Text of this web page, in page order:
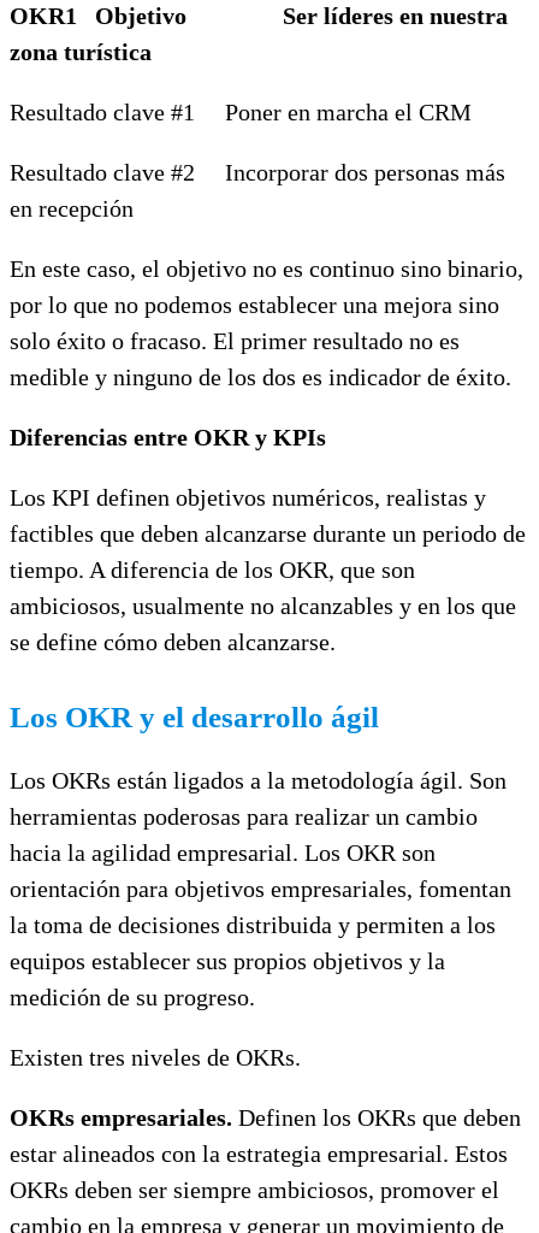
OKR1 Objetivo Ser líderes en nuestra
zona turística
Resultado clave #1 Poner en marcha el CRM
Resultado clave #2 Incorporar dos personas más
en recepción
En este caso, el objetivo no es continuo sino binario,
por lo que no podemos establecer una mejora sino
solo éxito o fracaso. El primer resultado no es
medible y ninguno de los dos es indicador de éxito.
Diferencias entre OKR y KPIs
Los KPI definen objetivos numéricos, realistas y
factibles que deben alcanzarse durante un periodo de
tiempo. A diferencia de los OKR, que son
ambiciosos, usualmente no alcanzables y en los que
se define cómo deben alcanzarse.
Los OKR y el desarrollo ágil
Los OKRs están ligados a la metodología ágil. Son
herramientas poderosas para realizar un cambio
hacia la agilidad empresarial. Los OKR son
orientación para objetivos empresariales, fomentan
la toma de decisiones distribuida y permiten a los
equipos establecer sus propios objetivos y la
medición de su progreso.
Existen tres niveles de OKRs.
OKRs empresariales. Definen los OKRs que deben
estar alineados con la estrategia empresarial. Estos
OKRs deben ser siempre ambiciosos, promover el
cambio en la empresa y generar un movimiento de